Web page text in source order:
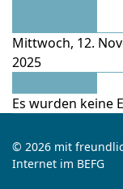
Mittwoch, 12.
2025
Es wurden keine
© 2026 mit
Internet im BEFG